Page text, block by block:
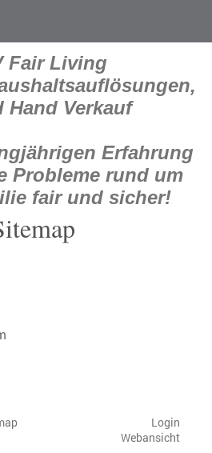
Fair Living
Hand Verkauf
Erfahrung
Probleme rund um
fair und sicher!
Login
Webansicht